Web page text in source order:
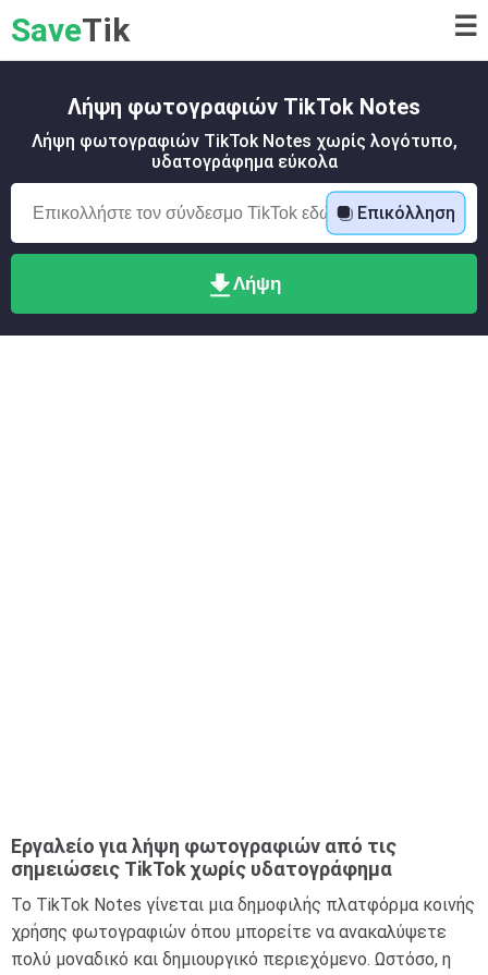
SaveTik ☰
Λήψη φωτογραφιών TikTok Notes
Λήψη φωτογραφιών TikTok Notes χωρίς λογότυπο,
υδατογράφημα εύκολα
Επικόλληση
Λήψη
Εργαλείο για λήψη φωτογραφιών από τις
σημειώσεις TikTok χωρίς υδατογράφημα
Το TikTok Notes γίνεται μια δημοφιλής πλατφόρμα κοινής
χρήσης φωτογραφιών όπου μπορείτε να ανακαλύψετε
πολύ μοναδικό και δημιουργικό περιεχόμενο. Ωστόσο, η